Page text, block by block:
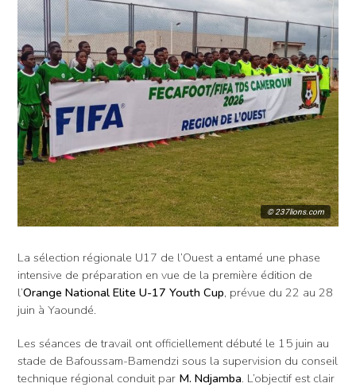
© 237lions.com
La sélection régionale U17 de l’Ouest a entamé une phase
intensive de préparation en vue de la première édition de
l’Orange National Elite U-17 Youth Cup, prévue du 22 au 28
juin à Yaoundé.
Les séances de travail ont officiellement débuté le 15 juin au
stade de Bafoussam-Bamendzi sous la supervision du conseil
technique régional conduit par M. Ndjamba. L’objectif est clair